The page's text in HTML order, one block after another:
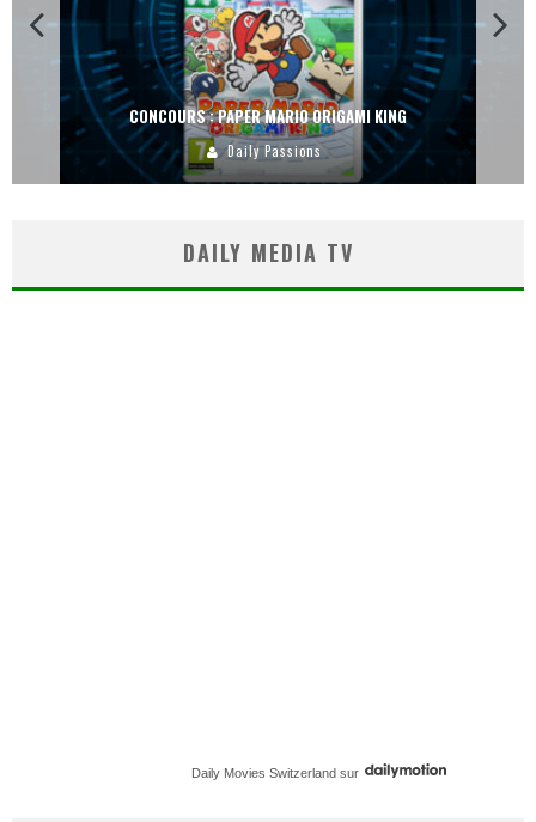
CONCOURS : PAPER MARIO ORIGAMI KING
Daily Passions
DAILY MEDIA TV
Daily Movies Switzerland sur